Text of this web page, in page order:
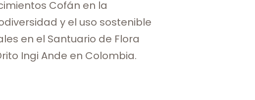
Cofán en la
y el uso sostenible
en el Santuario de Flora
Ingi Ande en Colombia.